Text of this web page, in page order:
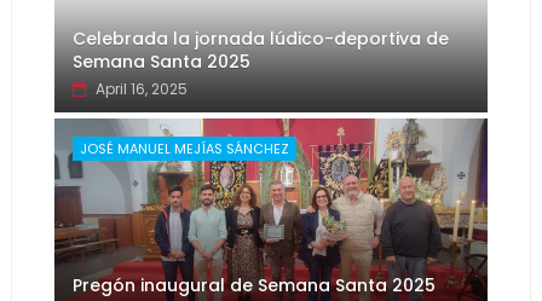
Celebrada la jornada lúdico-deportiva de
Semana Santa 2025
April 16, 2025
JOSÉ MANUEL MEJÍAS SÁNCHEZ
Pregón inaugural de Semana Santa 2025